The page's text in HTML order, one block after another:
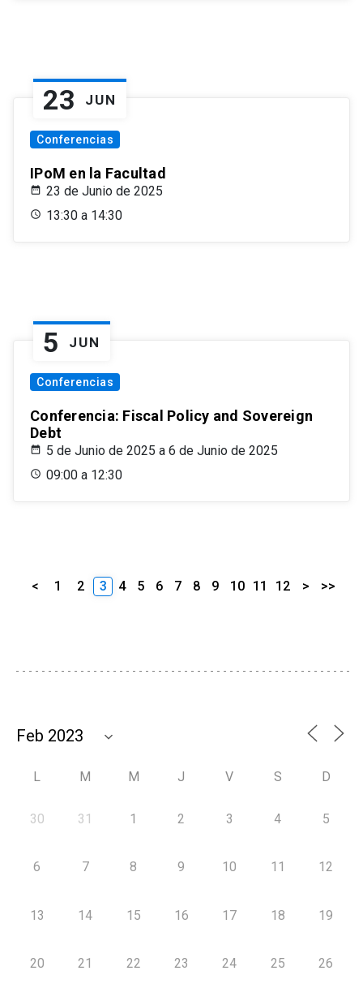
23 JUN
Conferencias
IPoM en la Facultad
23 de Junio de 2025
13:30 a 14:30
5 JUN
Conferencias
Conferencia: Fiscal Policy and Sovereign
Debt
5 de Junio de 2025 a 6 de Junio de 2025
09:00 a 12:30
< 1 2 3 4 5 6 7 8 9 10 11 12 > >>
L M M J V S D
30 31 1 2 3 4 5
6 7 8 9 10 11 12
13 14 15 16 17 18 19
20 21 22 23 24 25 26